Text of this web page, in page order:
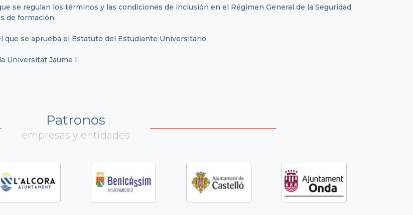
se regulan los términos y las condiciones de inclusión en el Régimen General de la Seguridad
de formación.
que se aprueba el Estatuto del Estudiante Universitario.
Universitat Jaume I.
Patronos
empresas y entidades